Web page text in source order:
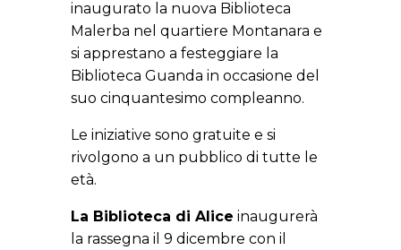
inaugurato la nuova Biblioteca
Malerba nel quartiere Montanara e
si apprestano a festeggiare la
Biblioteca Guanda in occasione del
suo cinquantesimo compleanno.
Le iniziative sono gratuite e si
rivolgono a un pubblico di tutte le
età.
La Biblioteca di Alice inaugurerà
la rassegna il 9 dicembre con il